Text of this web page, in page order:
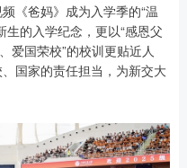
《爸妈》成为入学季的“温
的入学纪念，更以“感恩父
爱国荣校”的校训更贴近人
国家的责任担当，为新交大